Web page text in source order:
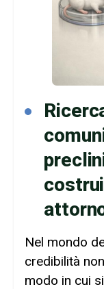
Nel mondo
credibilità
modo in cui